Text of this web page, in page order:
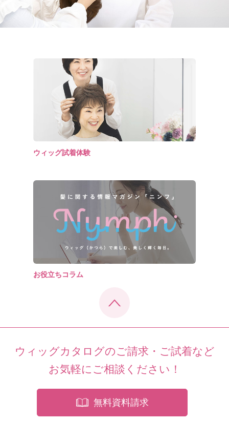
ウィッグ試着体験
お役立ちコラム
ウィッグカタログのご請求・ご試着など
お気軽にご相談ください！
無料資料請求